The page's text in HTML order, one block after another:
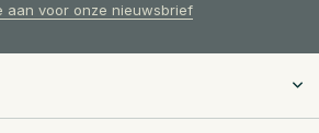
aan voor onze nieuwsbrief